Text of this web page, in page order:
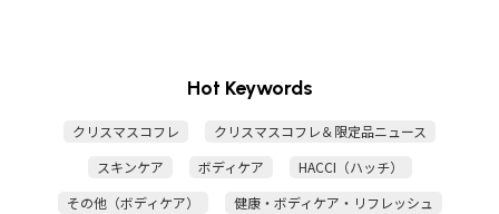
Hot Keywords
クリスマスコフレ
クリスマスコフレ＆限定品ニュース
スキンケア
ボディケア
HACCI（ハッチ）
その他（ボディケア）
健康・ボディケア・リフレッシュ